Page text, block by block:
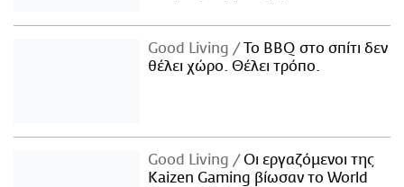
Good Living
Το BBQ στο σπίτι δεν
θέλει χώρο. Θέλει τρόπο.
Good Living
Οι εργαζόμενοι της
Kaizen Gaming βίωσαν το World